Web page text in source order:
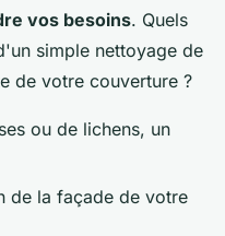
vos besoins. Quels
simple nettoyage de
de votre couverture ?
ou de lichens, un
de la façade de votre